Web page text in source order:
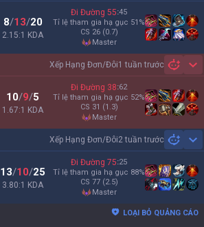
8/13/20
2.15:1 KDA
Đi Đường 55:45
Tỉ lệ tham gia hạ gục 51 %
CS 26 (0.7)
master
Xếp Hạng Đơn/Đôi1 tuần trước
10/9/5
1.67:1 KDA
Đi Đường 38:62
Tỉ lệ tham gia hạ gục 52%
CS 31 (1.3)
master
Xếp Hạng Đơn/Đôi2 tuần trước
13/10/25
3.80:1 KDA
Đi Đường 75:25
Tỉ lệ tham gia hạ gục 88%
CS 77 (2.5)
master
LOẠI BỎ QUẢNG CÁO